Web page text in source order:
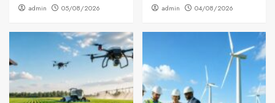
admin 05/08/2026 admin 04/08/2026